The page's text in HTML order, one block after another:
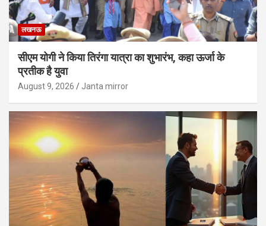
लखनऊ
सीएम योगी ने किया तिरंगा यात्रा का शुभारंभ, कहा ऊर्जा के
प्रतीक है युवा
August 9, 2026 Janta mirror